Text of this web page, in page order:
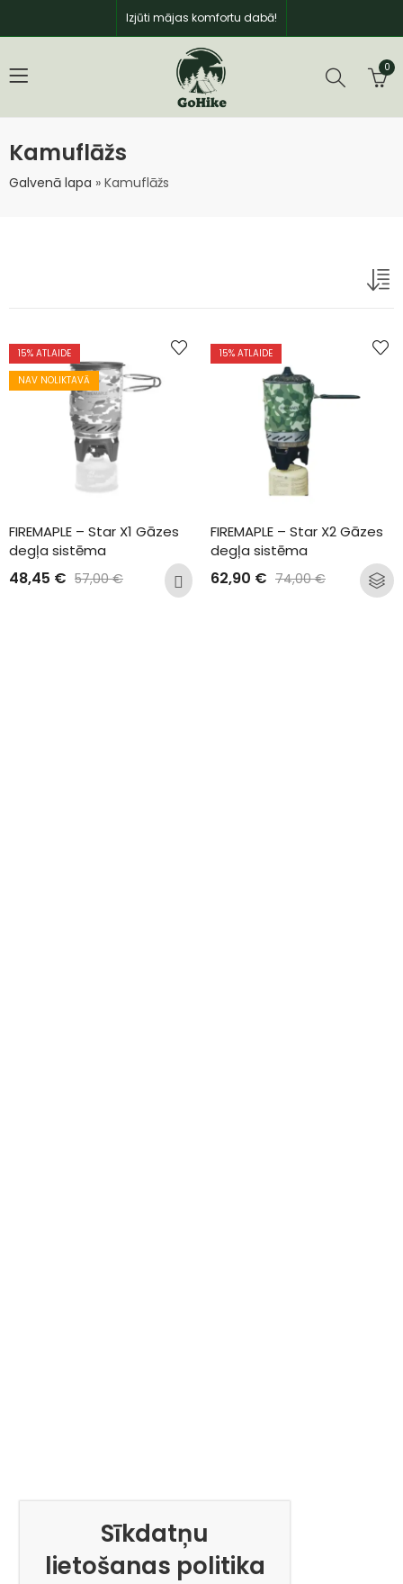
Izjūti mājas komfortu dabā!
0
Kamuflāžs
Galvenā lapa » Kamuflāžs
15% ATLAIDE
NAV NOLIKTAVĀ
FIREMAPLE – Star X1 Gāzes
degļa sistēma
48,45 € 57,00€
15% ATLAIDE
FIREMAPLE – Star X2 Gāzes
degļa sistēma
62,90 € 74,00€
Sīkdatņu
lietošanas politika